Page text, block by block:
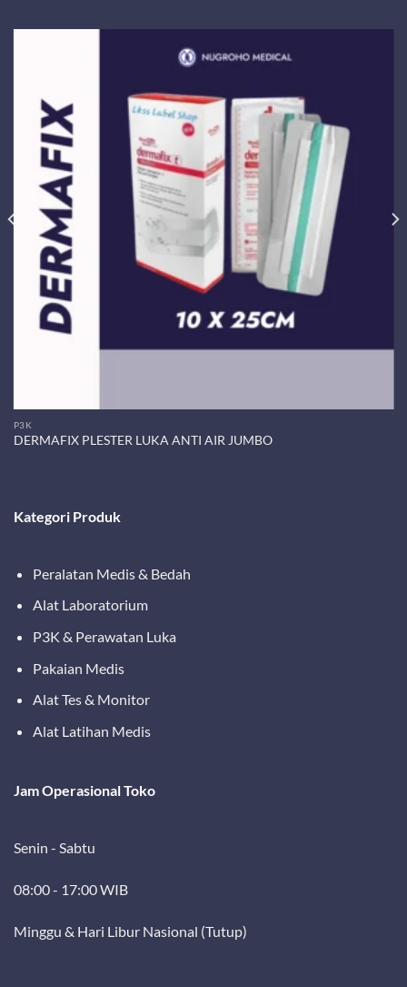
P3K
DERMAFIX PLESTER LUKA ANTI AIR JUMBO
Kategori Produk
Peralatan Medis & Bedah
Alat Laboratorium
P3K & Perawatan Luka
Pakaian Medis
Alat Tes & Monitor
Alat Latihan Medis
Jam Operasional Toko
Senin - Sabtu
08:00 - 17:00 WIB
Minggu & Hari Libur Nasional (Tutup)